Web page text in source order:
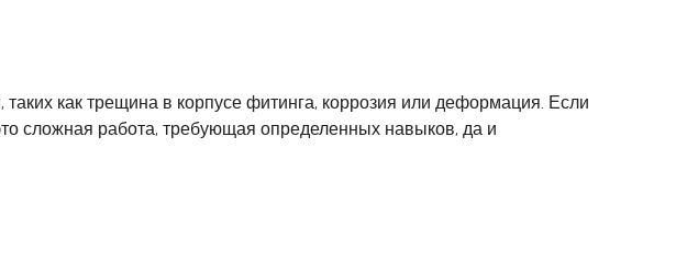
как трещина в корпусе фитинга, коррозия или деформация. Если
сложная работа, требующая определенных навыков, да и